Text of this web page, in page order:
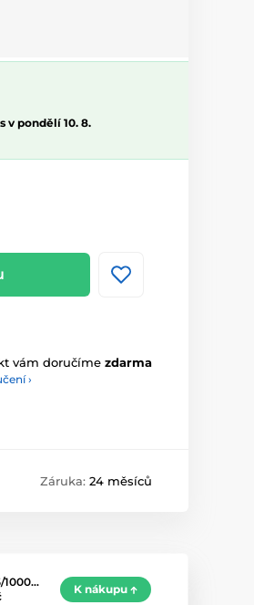
v pondělí 10. 8.
vám doručíme zdarma
›
Záruka: 24 měsíců
1000…
K nákupu